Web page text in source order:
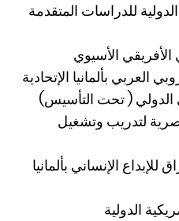
للدراسات المتقدمة
الأسيوي
العربي بألمانيا الإتحادية
( تحت التأسيس)
لتدريب وتشغيل
الإنساني بألمانيا
الدولية